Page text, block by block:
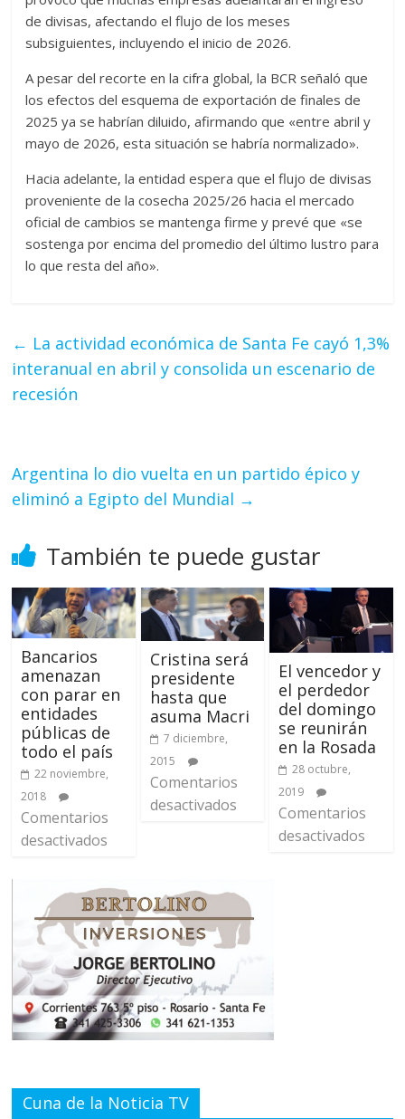
de divisas, afectando el flujo de los meses
subsiguientes, incluyendo el inicio de 2026.
A pesar del recorte en la cifra global, la BCR señaló que
los efectos del esquema de exportación de finales de
2025 ya se habrían diluido, afirmando que «entre abril y
mayo de 2026, esta situación se habría normalizado».
Hacia adelante, la entidad espera que el flujo de divisas
proveniente de la cosecha 2025/26 hacia el mercado
oficial de cambios se mantenga firme y prevé que «se
sostenga por encima del promedio del último lustro para
lo que resta del año».
← La actividad económica de Santa Fe cayó 1,3%
interanual en abril y consolida un escenario de
recesión
Argentina lo dio vuelta en un partido épico y
eliminó a Egipto del Mundial →
También te puede gustar
Bancarios
amenazan
con parar en
entidades
públicas de
todo el país
22 noviembre,
2018
Comentarios
desactivados
Cristina será
presidente
hasta que
asuma Macri
7 diciembre,
2015
Comentarios
desactivados
El vencedor y
el perdedor
del domingo
se reunirán
en la Rosada
28 octubre,
2019
Comentarios
desactivados
Cuna de la Noticia TV